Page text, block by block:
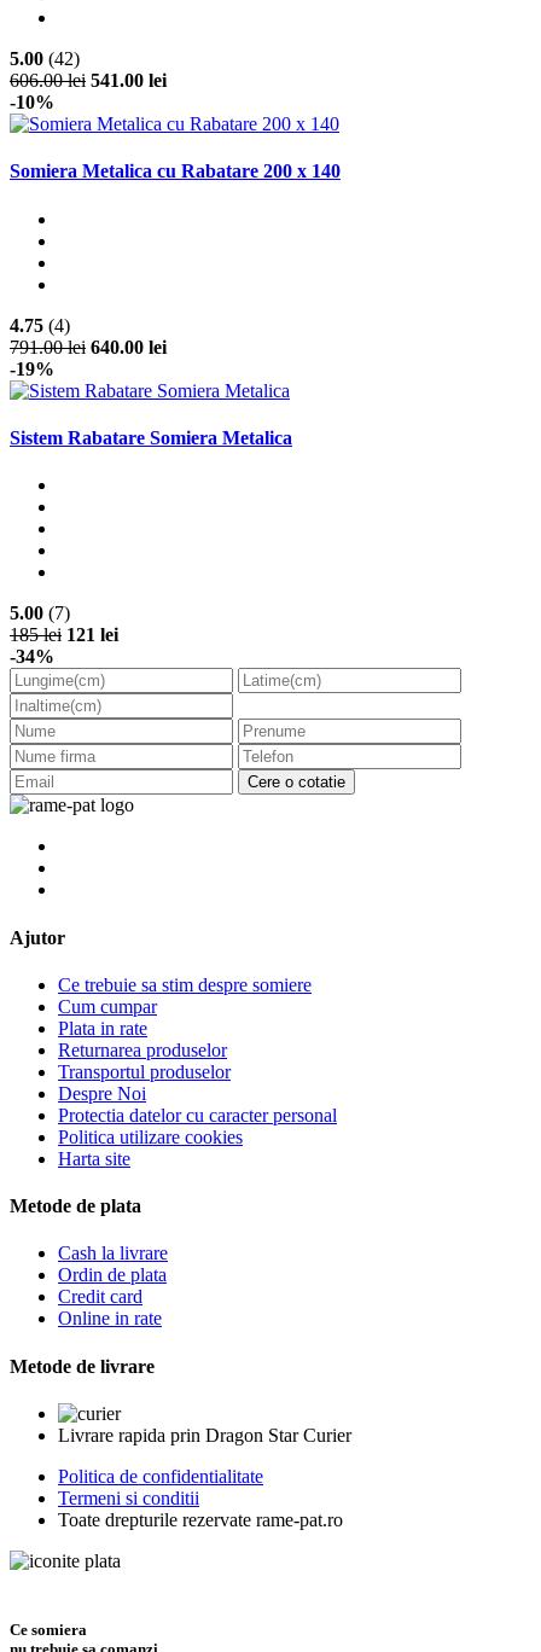
5.00 (42)
606.00 lei 541.00 lei
-10%
Somiera Metalica cu Rabatare 200 x 140
4.75 (4)
791.00 lei 640.00 lei
-19%
Sistem Rabatare Somiera Metalica
5.00 (7)
185 lei 121 lei
-34%
Cere o cotatie
Ajutor
Ce trebuie sa stim despre somiere
Cum cumpar
Plata in rate
Returnarea produselor
Transportul produselor
Despre Noi
Protectia datelor cu caracter personal
Politica utilizare cookies
Harta site
Metode de plata
Cash la livrare
Ordin de plata
Credit card
Online in rate
Metode de livrare
Livrare rapida prin Dragon Star Curier
Politica de confidentialitate
Termeni si conditii
Toate drepturile rezervate rame-pat.ro
Ce somiera